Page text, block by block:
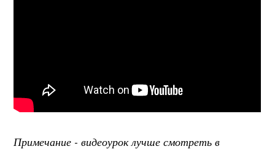
Примечание - видеоурок лучше смотреть в